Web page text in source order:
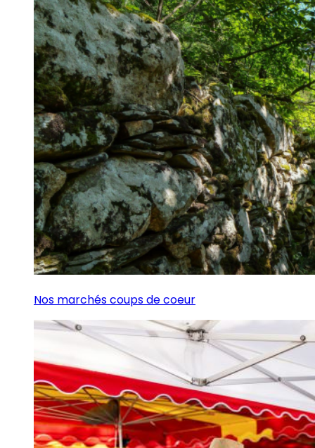
Nos marchés coups de coeur